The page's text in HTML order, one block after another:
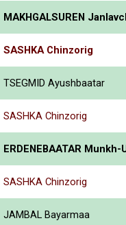
MAKHGALSUREN
SASHKA Chinzorig
TSEGMID Ayushbaatar
SASHKA Chinzorig
ERDENEBAATAR Munkh-
SASHKA Chinzorig
JAMBAL Bayarmaa